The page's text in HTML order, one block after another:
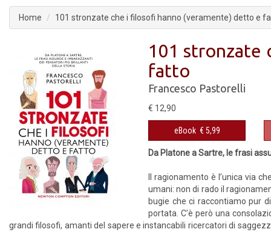
Home 101 stronzate che i filosofi hanno (veramente) detto e
101 stronzate
fatto
Francesco Pastorelli
€ 12,90
eBook € 5,99
Da Platone a Sartre, le frasi
Il ragionamento è l’unica via
umani: non di rado il
bugie che ci raccontiamo pur
portata. C’è però una
grandi filosofi, amanti del sapere e instancabili ricercatori di